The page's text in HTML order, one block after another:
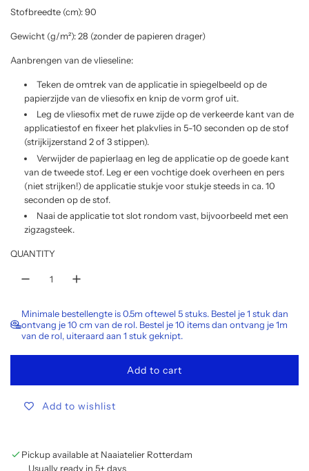
c
e
Stofbreedte (cm): 90
Gewicht (g/m²): 28 (zonder de papieren drager)
Aanbrengen van de vlieseline:
Teken de omtrek van de applicatie in spiegelbeeld op de
papierzijde van de vliesofix en knip de vorm grof uit.
Leg de vliesofix met de ruwe zijde op de verkeerde kant van de
applicatiestof en fixeer het plakvlies in 5-10 seconden op de stof
(strijkijzerstand 2 of 3 stippen).
Verwijder de papierlaag en leg de applicatie op de goede kant
van de tweede stof. Leg er een vochtige doek overheen en pers
(niet strijken!) de applicatie stukje voor stukje steeds in ca. 10
seconden op de stof.
Naai de applicatie tot slot rondom vast, bijvoorbeeld met een
zigzagsteek.
QUANTITY
Minimale bestellengte is 0.5m oftewel 5 stuks. Bestel je 1 stuk dan
ontvang je 10 cm van de rol. Bestel je 10 items dan ontvang je 1m
van de rol, uiteraard aan 1 stuk geknipt.
Add to cart
l
n
Add to wishlist
Pickup available at Naaiatelier Rotterdam
Usually ready in 5+ days